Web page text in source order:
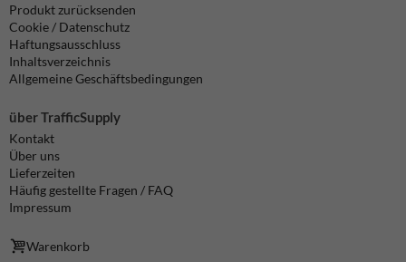
Produkt zurücksenden
Cookie / Datenschutz
Haftungsausschluss
Inhaltsverzeichnis
Allgemeine Geschäftsbedingungen
über TrafficSupply
Kontakt
Über uns
Lieferzeiten
Häufig gestellte Fragen / FAQ
Impressum
Warenkorb